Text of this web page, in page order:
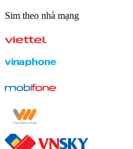
Sim theo nhà mạng